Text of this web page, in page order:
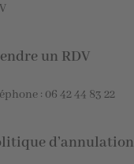
un RDV
: 06 42 44 83 22
d’annulation